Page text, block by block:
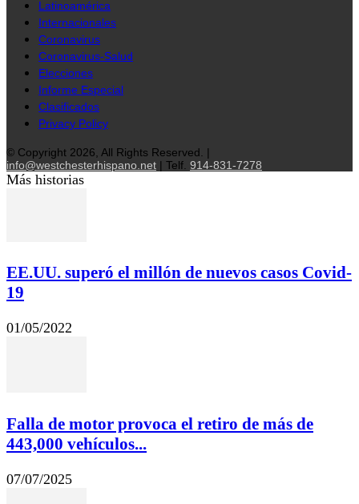
Latinoamérica
Internacionales
Coronavirus
Coronavirus-Salud
Elecciones
Informe Especial
Clasificados
Privacy Policy
© Copyright 2026, All Rights Reserved. |
info@westchesterhispano.net | Telf. 914-831-7278
Más historias
EE.UU. superó el millón de nuevos casos Covid-
19
01/05/2022
Falla de motor provoca el retiro de más de
443,000 vehículos...
07/07/2025